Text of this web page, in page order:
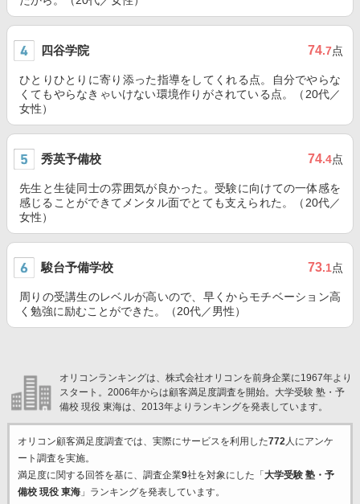
四谷学院 74.7点
ひとりひとりに寄り添った指導をしてくれる点。自分でやらな
くてもやらなきゃいけない環境作りがされている点。（20代／
女性）
秀英予備校 74.4点
先生と生徒同士の雰囲気が良かった。受験に向けての一体感を
感じることができてメンタル面でとても支えられた。（20代／
女性）
駿台予備学校 73.1点
周りの受講生のレベルが高いので、早くからモチベーション高
く勉強に励むことができた。（20代／男性）
オリコンランキングは、株式会社オリコンを前身企業に1967年より
スタート。2006年からは顧客満足度調査を開始。大学受験 塾・予
備校 現役 東海は、2013年よりランキングを発表しています。
オリコン顧客満足度調査では、実際にサービスを利用した772人にアンケ
ート調査を実施。
満足度に関する回答を基に、調査企業9社を対象にした「 大学受験 塾・予
備校 現役 東海」ランキングを発表しています。